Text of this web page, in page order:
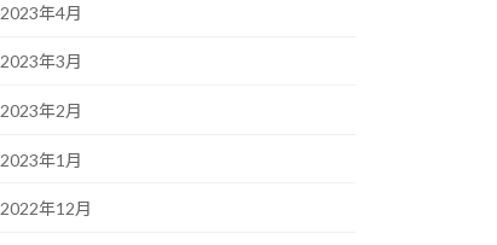
2023年4月
2023年3月
2023年2月
2023年1月
2022年12月